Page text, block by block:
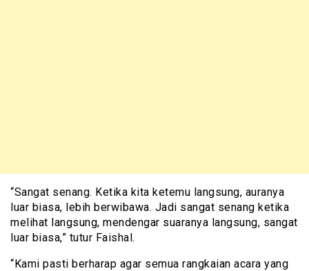
“Sangat senang. Ketika kita ketemu langsung, auranya
luar biasa, lebih berwibawa. Jadi sangat senang ketika
melihat langsung, mendengar suaranya langsung, sangat
luar biasa,” tutur Faishal.
“Kami pasti berharap agar semua rangkaian acara yang